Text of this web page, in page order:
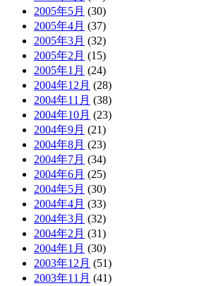
2005年5月 (30)
2005年4月 (37)
2005年3月 (32)
2005年2月 (15)
2005年1月 (24)
2004年12月 (28)
2004年11月 (38)
2004年10月 (23)
2004年9月 (21)
2004年8月 (23)
2004年7月 (34)
2004年6月 (25)
2004年5月 (30)
2004年4月 (33)
2004年3月 (32)
2004年2月 (31)
2004年1月 (30)
2003年12月 (51)
2003年11月 (41)